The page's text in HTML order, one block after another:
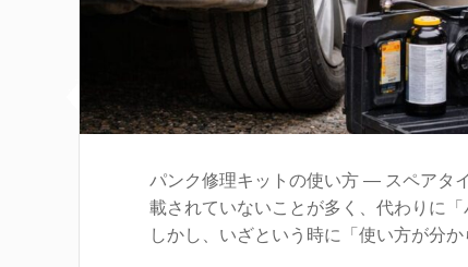
パンク修理キットの使い方 ― スペアタ
載されていないことが多く、代わりに
しかし、いざという時に「使い方が分